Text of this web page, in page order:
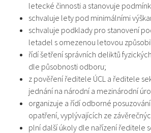
letecké činnosti a stanovuje
schvaluje lety pod minimálními
schvaluje podklady pro stanovení
letadel s omezenou letovou
řídí šetření správních deliktů
dle působnosti odboru;
z pověření ředitele ÚCL a ředitele
jednání na národní a mezinárodní
organizuje a řídí odborné
opatření, vyplývajících ze
plní další úkoly dle nařízení ředitele